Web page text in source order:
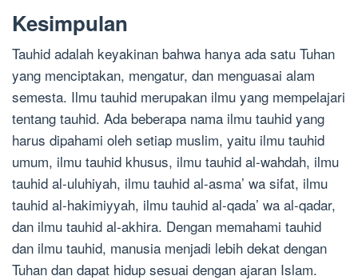
Kesimpulan
Tauhid adalah keyakinan bahwa hanya ada satu Tuhan
yang menciptakan, mengatur, dan menguasai alam
semesta. Ilmu tauhid merupakan ilmu yang mempelajari
tentang tauhid. Ada beberapa nama ilmu tauhid yang
harus dipahami oleh setiap muslim, yaitu ilmu tauhid
umum, ilmu tauhid khusus, ilmu tauhid al-wahdah, ilmu
tauhid al-uluhiyah, ilmu tauhid al-asma’ wa sifat, ilmu
tauhid al-hakimiyyah, ilmu tauhid al-qada’ wa al-qadar,
dan ilmu tauhid al-akhira. Dengan memahami tauhid
dan ilmu tauhid, manusia menjadi lebih dekat dengan
Tuhan dan dapat hidup sesuai dengan ajaran Islam.